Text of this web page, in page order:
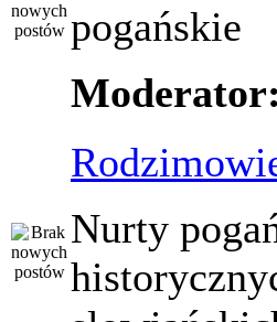
pogańskie
Moderator:
Nurty